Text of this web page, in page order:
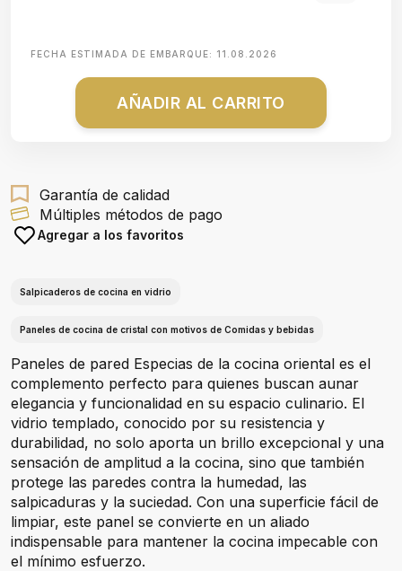
FECHA ESTIMADA DE EMBARQUE: 11.08.2026
AÑADIR AL CARRITO
Garantía de calidad
Múltiples métodos de pago
Agregar a los favoritos
Salpicaderos de cocina en vidrio
Paneles de cocina de cristal con motivos de Comidas y bebidas
Paneles de pared Especias de la cocina oriental es el
complemento perfecto para quienes buscan aunar
elegancia y funcionalidad en su espacio culinario. El
vidrio templado, conocido por su resistencia y
durabilidad, no solo aporta un brillo excepcional y una
sensación de amplitud a la cocina, sino que también
protege las paredes contra la humedad, las
salpicaduras y la suciedad. Con una superficie fácil de
limpiar, este panel se convierte en un aliado
indispensable para mantener la cocina impecable con
el mínimo esfuerzo.